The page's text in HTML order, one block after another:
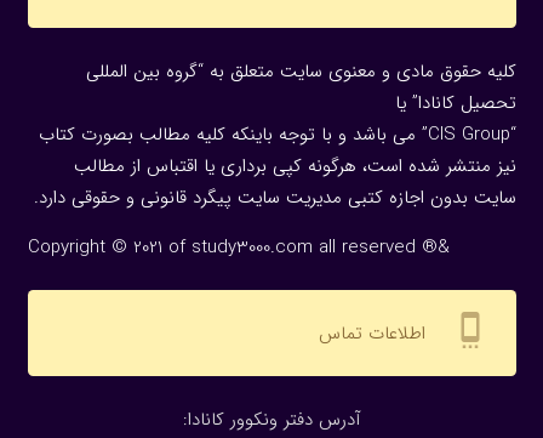
کلیه حقوق مادی و معنوی سایت متعلق به “گروه بین المللی
تحصیل کانادا” یا
“CIS Group” می باشد و با توجه باینکه کلیه مطالب بصورت کتاب
نیز منتشر شده است، هرگونه كپی برداری یا اقتباس از مطالب
سایت بدون اجازه كتبی مدیریت سایت پیگرد قانونی و حقوقی دارد.
Copyright © 2021 of study3000.com all reserved ®&
settings_cell اطلاعات تماس
:آدرس دفتر ونکوور کانادا